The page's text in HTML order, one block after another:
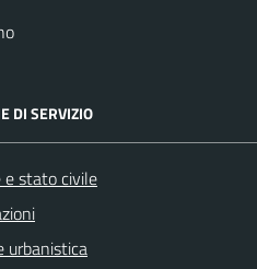
DI SERVIZIO
e stato civile
urbanistica